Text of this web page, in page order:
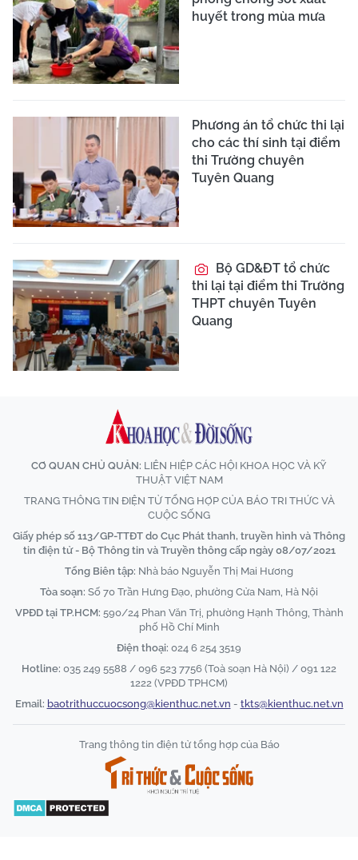
huyết trong mùa mưa
Phương án tổ chức thi lại
cho các thí sinh tại điểm
thi Trường chuyên
Tuyên Quang
Bộ GD&ĐT tổ chức
thi lại tại điểm thi Trường
THPT chuyên Tuyên
Quang
CƠ QUAN CHỦ QUẢN: LIÊN HIỆP CÁC HỘI KHOA HỌC VÀ KỸ
THUẬT VIỆT NAM
TRANG THÔNG TIN ĐIỆN TỬ TỔNG HỢP CỦA BÁO TRI THỨC VÀ
CUỘC SỐNG
Giấy phép số 113/GP-TTĐT do Cục Phát thanh, truyền hình và Thông
tin điện tử - Bộ Thông tin và Truyền thông cấp ngày 08/07/2021
Tổng Biên tập: Nhà báo Nguyễn Thị Mai Hương
Tòa soạn: Số 70 Trần Hưng Đạo, phường Cửa Nam, Hà Nội
VPĐD tại TP.HCM: 590/24 Phan Văn Trị, phường Hạnh Thông, Thành
phố Hồ Chí Minh
Điện thoại: 024 6 254 3519
Hotline: 035 249 5588 / 096 523 7756 (Toà soạn Hà Nội) / 091 122
1222 (VPĐD TPHCM)
Email: baotrithuccuocsong@kienthuc.net.vn - tkts@kienthuc.net.vn
Trang thông tin điện tử tổng hợp của Báo